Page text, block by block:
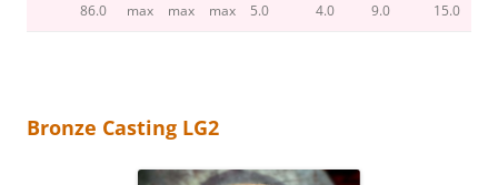
86.0
max
max
max
5.0
4.0
9.0
15.0
Bronze Casting LG2